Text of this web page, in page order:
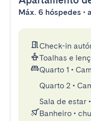
Máx. 6 hóspedes •
Check-in
Toalhas e
Quarto 1 •
Quarto 2 •
Sala de estar •
Banheiro •